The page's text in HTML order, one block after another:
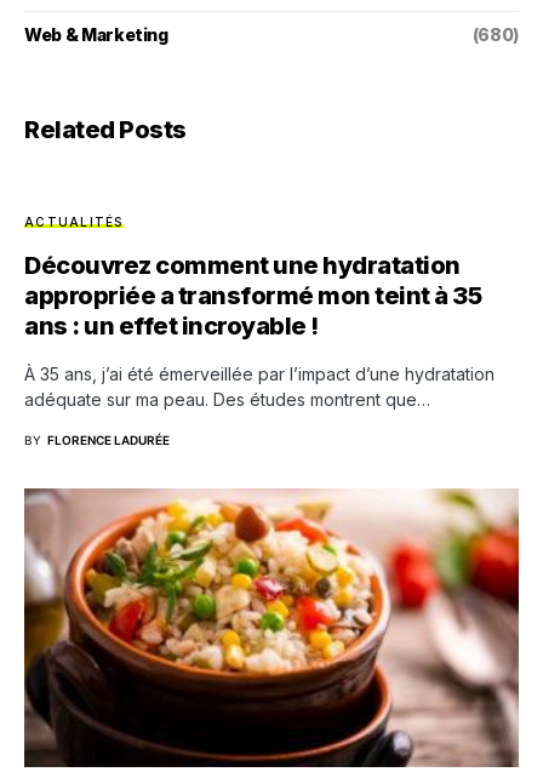
Web & Marketing (680)
Related Posts
ACTUALITÉS
Découvrez comment une hydratation
appropriée a transformé mon teint à 35
ans : un effet incroyable !
À 35 ans, j’ai été émerveillée par l’impact d’une hydratation
adéquate sur ma peau. Des études montrent que…
BY FLORENCE LADURÉE